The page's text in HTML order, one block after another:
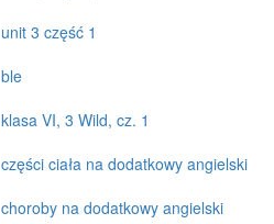
unit 3 część 1
ble
klasa VI, 3 Wild, cz. 1
części ciała na dodatkowy angielski
choroby na dodatkowy angielski